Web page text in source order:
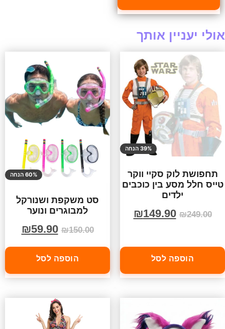
אולי יעניין אותך
39% הנחה
תחפושת לוק סקיי ווקר
טייס חלל מסע בין כוכבים
ילדים
₪249.00
₪149.90
הוספה לסל
60% הנחה
סט משקפת ושנורקל
למבוגרים ונוער
₪150.00
₪59.90
הוספה לסל